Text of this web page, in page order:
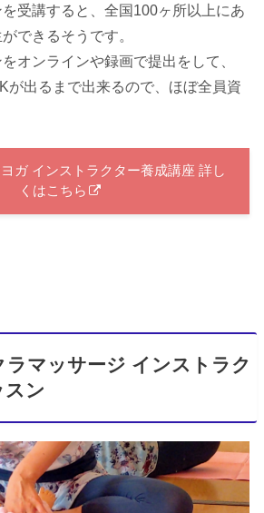
受講すると、全国100ヶ所以上にあ
できるそうです。
オンラインや録画で提出をして、
が出るまで出来るので、ほぼ全員資
ガ インストラクター養成講座 詳し
くはこちら
ラマッサージ インストラク
スン